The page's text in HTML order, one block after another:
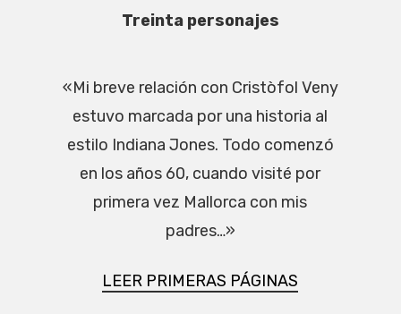
Treinta personajes
«Mi breve relación con Cristòfol Veny
estuvo marcada por una historia al
estilo Indiana Jones. Todo comenzó
en los años 60, cuando visité por
primera vez Mallorca con mis
padres…»
LEER PRIMERAS PÁGINAS